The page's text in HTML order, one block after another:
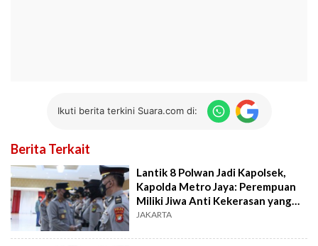
Ikuti berita terkini Suara.com di:
Berita Terkait
Lantik 8 Polwan Jadi Kapolsek,
Kapolda Metro Jaya: Perempuan
Miliki Jiwa Anti Kekerasan yang
Tinggi
JAKARTA